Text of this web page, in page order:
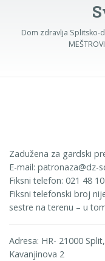
Dom zdravlja Splitsko-
Zadužena za gardski
E-mail: patronaza@dz-
Fiksni telefon: 021 48 10
Fiksni telefonski broj
sestre na terenu – u
Adresa: HR- 21000 Split,
Kavanjinova 2